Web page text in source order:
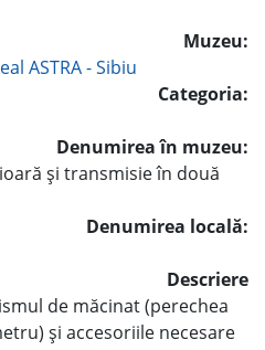
Muzeu:
ASTRA - Sibiu
Categoria:
Denumirea în muzeu:
şi transmisie în două
Denumirea locală:
Descriere
de măcinat (perechea
şi accesoriile necesare